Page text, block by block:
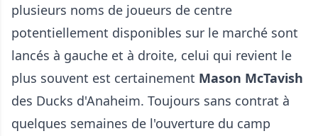
plusieurs noms de joueurs de centre
potentiellement disponibles sur le marché sont
lancés à gauche et à droite, celui qui revient le
plus souvent est certainement Mason McTavish
des Ducks d'Anaheim. Toujours sans contrat à
quelques semaines de l'ouverture du camp